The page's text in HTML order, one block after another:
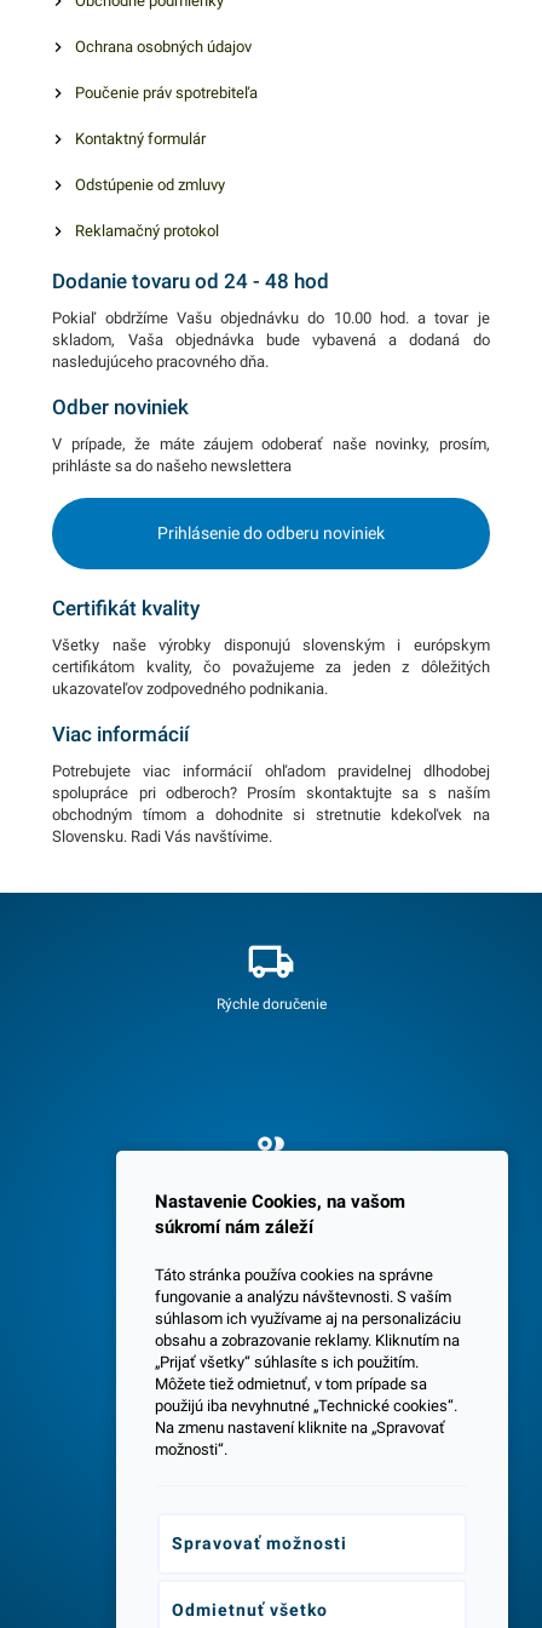
rozmere 128cm. V našej
podobné produkty, ktoré vás
zaručene oslovia.
Ochrana osobných údajov
Poučenie práv spotrebiteľa
Kontaktný formulár
Odstúpenie od zmluvy
Reklamačný protokol
Dodanie tovaru od 24 - 48 hod
Pokiaľ obdržíme Vašu objednávku do 10.00 hod. a tovar je
skladom, Vaša objednávka bude vybavená a dodaná do
nasledujúceho pracovného dňa.
Odber noviniek
V prípade, že máte záujem odoberať naše novinky, prosím,
prihláste sa do našeho newslettera
Prihlásenie do odberu noviniek
Certifikát kvality
Všetky naše výrobky disponujú slovenským i európskym
certifikátom kvality, čo považujeme za jeden z dôležitých
ukazovateľov zodpovedného podnikania.
Viac informácií
Potrebujete viac informácií ohľadom pravidelnej dlhodobej
spolupráce pri odberoch? Prosím skontaktujte sa s naším
obchodným tímom a dohodnite si stretnutie kdekoľvek na
Slovensku. Radi Vás navštívime.
Rýchle doručenie
Spokojných 3600 zákazníkov
Centrála a predajňa v Senci
Nastavenie Cookies, na vašom
súkromí nám záleží
Táto stránka používa cookies na správne
fungovanie a analýzu návštevnosti. S vaším
súhlasom ich využívame aj na personalizáciu
obsahu a zobrazovanie reklamy. Kliknutím na
„Prijať všetky“ súhlasíte s ich použitím.
Môžete tiež odmietnuť, v tom prípade sa
použijú iba nevyhnutné „Technické cookies“.
Na zmenu nastavení kliknite na „Spravovať
možnosti“.
Spravovať možnosti
Odmietnuť všetko